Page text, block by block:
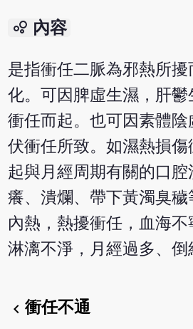
bubble_chart 內容
是指衝任二脈為邪熱所
化。可因脾虛生濕，肝
衝任而起。也可因素體
伏衝任所致。如濕熱損傷
起與月經周期有關的口
癢、潰爛、帶下黃濁臭
內熱，熱擾衝任，血海
淋漓不淨，月經過多、倒
chevron_left衝任不通